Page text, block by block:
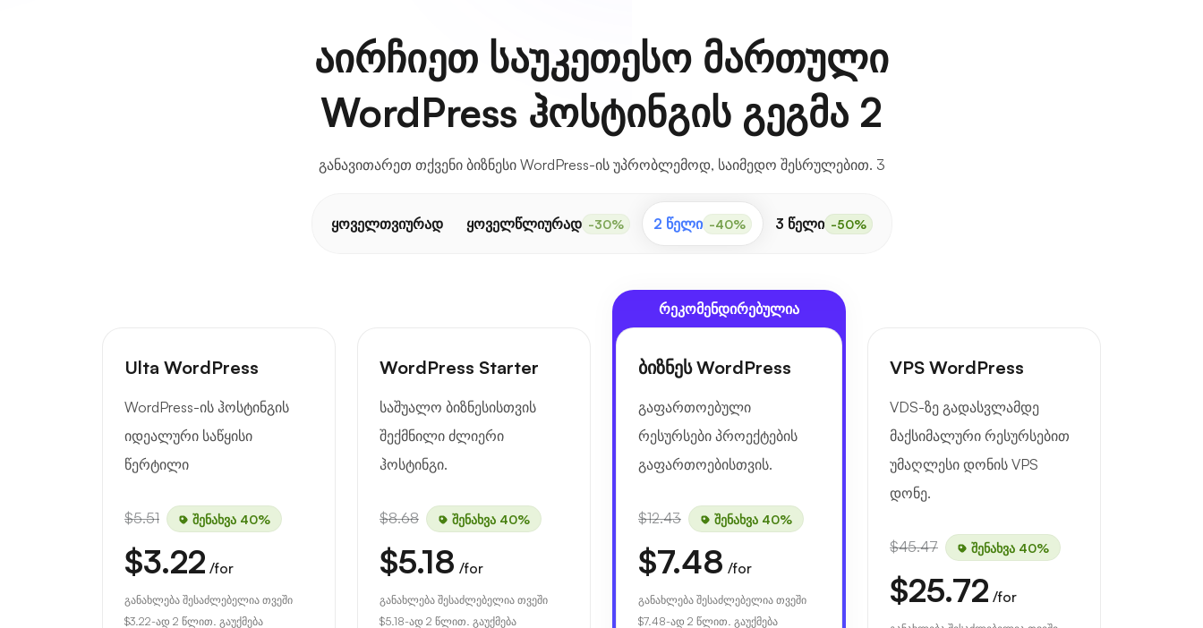
აირჩიეთ საუკეთესო მართული
WordPress ჰოსტინგის გეგმა 2
განავითარეთ თქვენი ბიზნესი WordPress-ის უპრობლემოდ, საიმედო შესრულებით. 3
ყოველთვიურად ყოველწლიურად -30% 2 წელი -40% 3 წელი -50%
Ulta WordPress
WordPress-ის ჰოსტინგის
იდეალური საწყისი
წერტილი
$5.51 შენახვა 40%
$3.22 /for
განახლება შესაძლებელია თვეში
$3.22-ად 2 წლით. გაუქმება
WordPress Starter
საშუალო ბიზნესისთვის
შექმნილი ძლიერი
ჰოსტინგი.
$8.68 შენახვა 40%
$5.18 /for
განახლება შესაძლებელია თვეში
$5.18-ად 2 წლით. გაუქმება
რეკომენდირებულია
ბიზნეს WordPress
გაფართოებული
რესურსები პროექტების
გაფართოებისთვის.
$12.43 შენახვა 40%
$7.48 /for
განახლება შესაძლებელია თვეში
$7.48-ად 2 წლით. გაუქმება
VPS WordPress
VDS-ზე გადასვლამდე
მაქსიმალური რესურსებით
უმაღლესი დონის VPS
დონე.
$45.47 შენახვა 40%
$25.72 /for